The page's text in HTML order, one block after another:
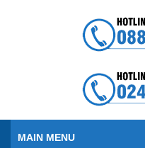
MAIN MENU